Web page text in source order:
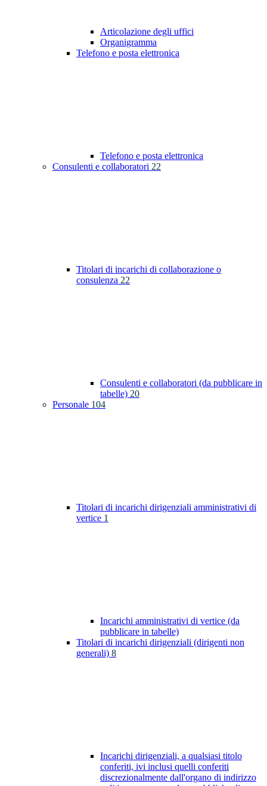
Articolazione degli uffici
Organigramma
Telefono e posta elettronica
Telefono e posta elettronica
Consulenti e collaboratori 22
Titolari di incarichi di collaborazione o
consulenza 22
Consulenti e collaboratori (da pubblicare in
tabelle) 20
Personale 104
Titolari di incarichi dirigenziali amministrativi di
vertice 1
Incarichi amministrativi di vertice (da
pubblicare in tabelle)
Titolari di incarichi dirigenziali (dirigenti non
generali) 8
Incarichi dirigenziali, a qualsiasi titolo
conferiti, ivi inclusi quelli conferiti
discrezionalmente dall'organo di indirizzo